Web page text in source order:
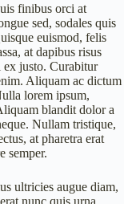
finibus orci at
sed, sodales quis
euismod, felis
at dapibus risus
ex justo. Curabitur
Aliquam ac dictum
lorem ipsum,
blandit dolor a
Nullam tristique,
at pharetra erat
semper.
ultricies augue diam,
nunc quis urna